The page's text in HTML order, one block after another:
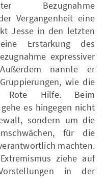
Bezugnahme
Vergangenheit eine
Jesse in den letzten
Erstarkung des
expressiver
nannte er
wie die
Rote Hilfe. Beim
es hingegen nicht
sondern um die
für die
machten.
ziehe auf
in der